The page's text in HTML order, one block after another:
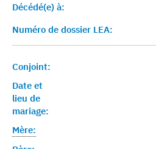
Décédé(e) à:
Numéro de dossier LEA:
Conjoint:
Date et
lieu de
mariage:
Mère: